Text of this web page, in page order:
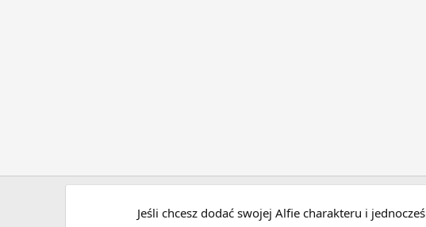
Jeśli chcesz dodać swojej Alfie charakteru i